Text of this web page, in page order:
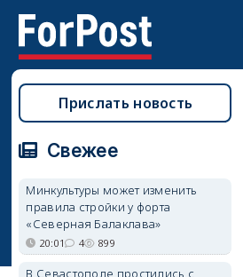
Прислать новость
Свежее
Минкультуры может изменить
правила стройки у форта
«Северная Балаклава»
20:01 4 899
В Севастополе простились с